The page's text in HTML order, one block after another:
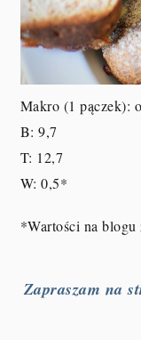
Makro (1 pączek):
B: 9,7
T: 12,7
W: 0,5*
*Wartości na blogu
Zapraszam na